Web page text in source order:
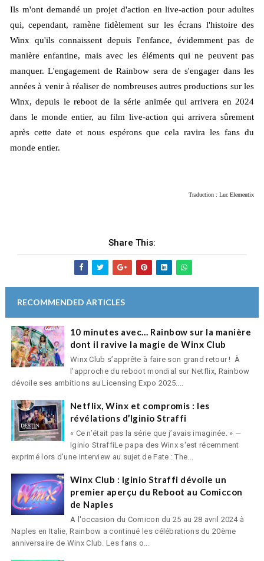
Ils m'ont demandé un projet d'action en live-action pour adultes
qui, cependant, ramène fidèlement sur les écrans l'histoire des
Winx qu'ils connaissent depuis l'enfance, évidemment pas de
manière enfantine, mais avec les éléments qui ne peuvent pas
manquer. L'engagement de Rainbow sera de s'engager dans les
années à venir à réaliser de nombreuses autres productions sur les
Winx, depuis le reboot de la série animée qui arrivera en 2024
dans le monde entier, au film live-action qui arrivera sûrement
après cette date et nous espérons que cela ravira les fans du
monde entier.
Traduction : Luc Elementix
Share This:
RECOMMENDED ARTICLES
10 minutes avec… Rainbow sur la manière
dont il ravive la magie de Winx Club
Winx Club s’apprête à faire son grand retour ! À
l’approche du reboot mondial sur Netflix, Rainbow
dévoile ses ambitions au Licensing Expo 2025....
Netflix, Winx et compromis : les
révélations d’Iginio Straffi
« Ce n’était pas la série que j’avais imaginée. » —
Iginio StraffiLe papa des Winx s'est récemment
exprimé lors d'une interview au sujet de Fate : The...
Winx Club : Iginio Straffi dévoile un
premier aperçu du Reboot au Comiccon
de Naples
A l'occasion du Comicon du 25 au 28 avril 2024 à
Naples en Italie, Rainbow a continué les célébrations du 20ème
anniversaire de Winx Club. Les fans o...